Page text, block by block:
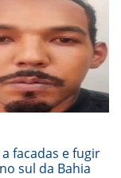
facadas e fugir
sul da Bahia